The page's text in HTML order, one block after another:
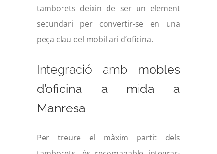
tamborets deixin de ser un element
secundari per convertir-se en una
peça clau del mobiliari d’oficina.
Integració amb mobles
d’oficina a mida a
Manresa
Per treure el màxim partit dels